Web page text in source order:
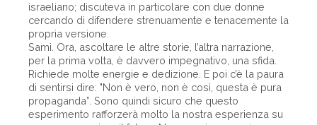
israeliano; discuteva in particolare con due donne
cercando di difendere strenuamente e tenacemente la
propria versione.
Sami. Ora, ascoltare le altre storie, l’altra narrazione,
per la prima volta, è davvero impegnativo, una sfida.
Richiede molte energie e dedizione. E poi c’è la paura
di sentirsi dire: "Non è vero, non è così, questa è pura
propaganda”. Sono quindi sicuro che questo
esperimento rafforzerà molto la nostra esperienza su